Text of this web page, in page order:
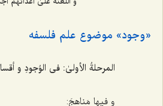
«وجود» موضوع علم فلسفه
المرحلةُ الأولیٰ: فی الوُجودِ و
و فیها مَناهجَ: